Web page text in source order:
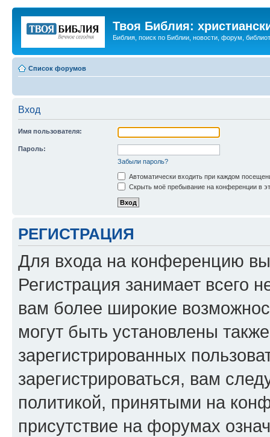
Твоя Библия:
Библия, поиск по Библии, новости, форум,
Список форумов
Вход
Имя пользователя:
Пароль:
Забыли пароль?
Автоматически входить при каждом
Скрыть моё пребывание на конференции в
РЕГИСТРАЦИЯ
Для входа на конференцию
Регистрация занимает всего
вам более широкие
могут быть установлены
зарегистрированных
зарегистрироваться, вам
политикой, принятыми на
присутствие на форумах